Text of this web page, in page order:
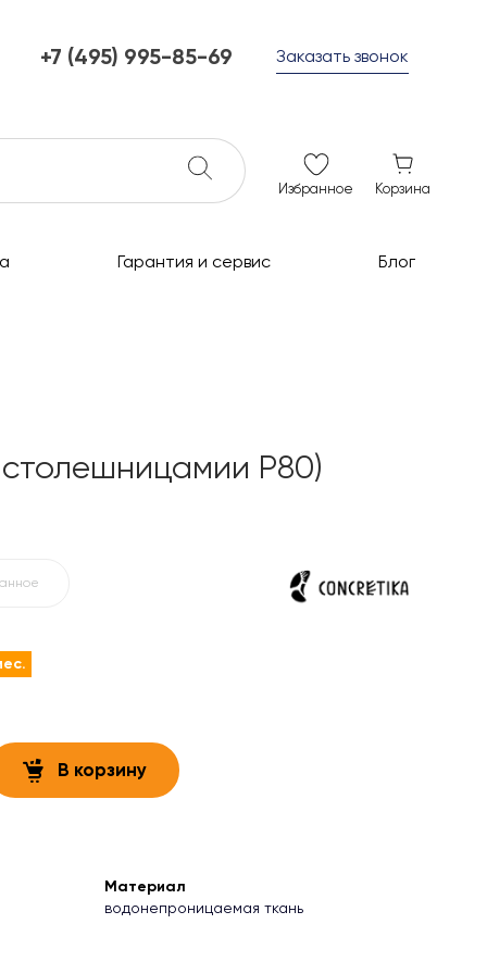
+7 (495) 995-85-69
ежедневно с 10 до 21
Заказать звонок
Избранное Корзина
Гарантия и сервис Блог
Р80)
В корзину
Материал
водонепроницаемая ткань